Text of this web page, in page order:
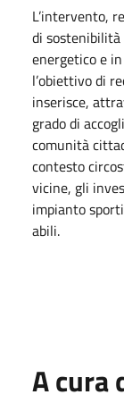
L’intervento,
di
energetico e
l’obiettivo di
inserisce,
grado di
comunità
contesto
vicine, gli
impianto
abili.
A cura